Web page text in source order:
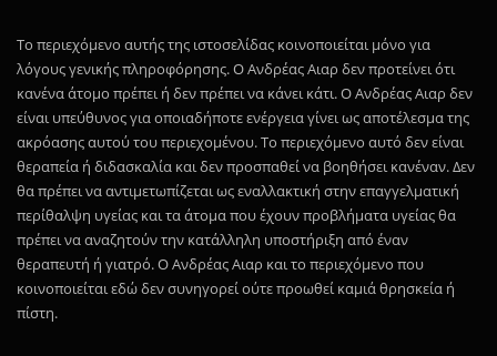
Το περιεχόμενο αυτής της ιστοσελίδας κοινοποιείται μόνο για
λόγους γενικής πληροφόρησης. Ο Ανδρέας Αιαρ δεν προτείνει ότι
κανένα άτομο πρέπει ή δεν πρέπει να κάνει κάτι. Ο Ανδρέας Αιαρ δεν
είναι υπεύθυνος για οποιαδήποτε ενέργεια γίνει ως αποτέλεσμα της
ακρόασης αυτού του περιεχομένου. Το περιεχόμενο αυτό δεν είναι
θεραπεία ή διδασκαλία και δεν προσπαθεί να βοηθήσει κανέναν. Δεν
θα πρέπει να αντιμετωπίζεται ως εναλλακτική στην επαγγελματική
περίθαλψη υγείας και τα άτομα που έχουν προβλήματα υγείας θα
πρέπει να αναζητούν την κατάλληλη υποστήριξη από έναν
θεραπευτή ή γιατρό. Ο Ανδρέας Αιαρ και το περιεχόμενο που
κοινοποιείται εδώ δεν συνηγορεί ούτε προωθεί καμιά θρησκεία ή
πίστη.